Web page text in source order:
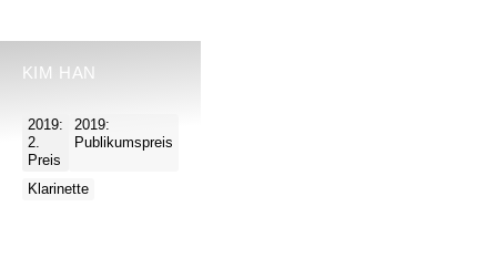
KIM HAN
2019:
2.
Preis
2019:
Publikumspreis
Klarinette